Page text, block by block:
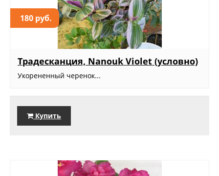
180 руб.
Традесканция, Nanouk Violet (условно)
Укорененный черенок...
Купить